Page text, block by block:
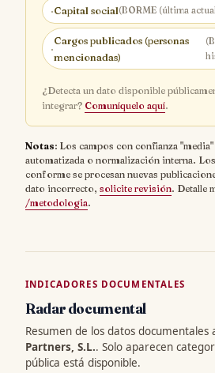
·Capital social(BORME (última
·
Cargos publicados (personas
mencionadas)
¿Detecta un dato disponible
integrar? Comuníquelo aquí.
Notas: Los campos con confianza
automatizada o normalización interna.
conforme se procesan nuevas
dato incorrecto, solicite revisión. Detalle
/metodologia.
INDICADORES DOCUMENTALES
Radar documental
Resumen de los datos documentales
Partners, S.L.. Solo aparecen
pública está disponible.